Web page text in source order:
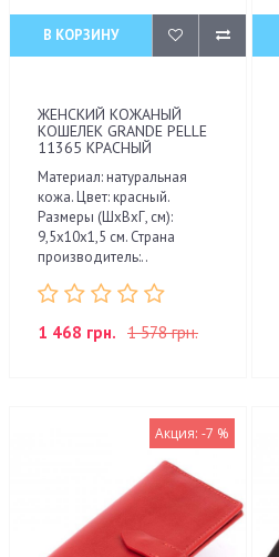
В КОРЗИНУ
ЖЕНСКИЙ КОЖАНЫЙ
КОШЕЛЕК GRANDE PELLE
11365 КРАСНЫЙ
Материал: натуральная
кожа. Цвет: красный.
Размеры (ШхВхГ, см):
9,5х10х1,5 см. Страна
производитель:..
1 468 грн. 1 578 грн.
Акция: -7 %